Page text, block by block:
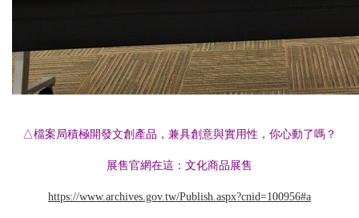
△檔案局積極開發文創產品，兼具創意與實用性，你心動了嗎？
展售官網在這：文化商品展售
https://www.archives.gov.tw/Publish.aspx?cnid=100956#a